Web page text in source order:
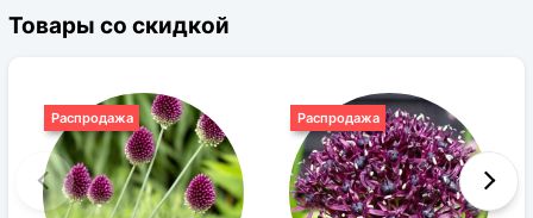
Товары со скидкой
Распродажа Распродажа